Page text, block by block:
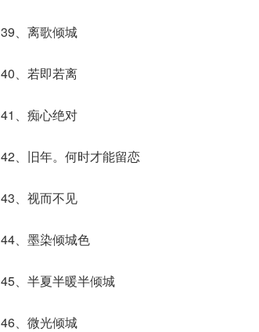
39、离歌倾城
40、若即若离
41、痴心绝对
42、旧年。何时才能留恋
43、视而不见
44、墨染倾城色
45、半夏半暖半倾城
46、微光倾城